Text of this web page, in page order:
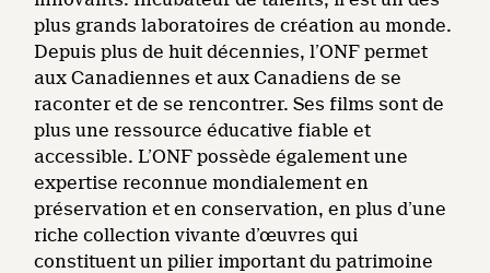
plus grands laboratoires de création au monde.
Depuis plus de huit décennies, l’ONF permet
aux Canadiennes et aux Canadiens de se
raconter et de se rencontrer. Ses films sont de
plus une ressource éducative fiable et
accessible. L’ONF possède également une
expertise reconnue mondialement en
préservation et en conservation, en plus d’une
riche collection vivante d’œuvres qui
constituent un pilier important du patrimoine